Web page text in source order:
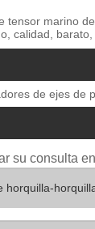
tensor marino
calidad,
de ejes de
su consulta